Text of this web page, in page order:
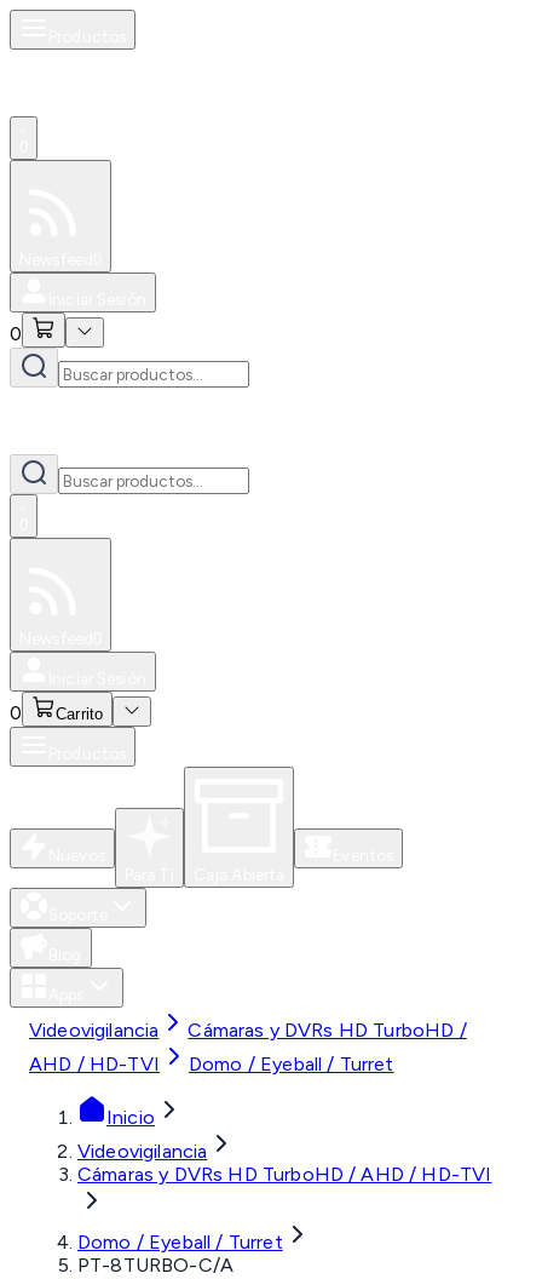
0
0 Carrito
Videovigilancia
Cámaras y DVRs HD TurboHD /
AHD / HD-TVI
Domo / Eyeball / Turret
Inicio
Videovigilancia
Cámaras y DVRs HD TurboHD / AHD / HD-TVI
Domo / Eyeball / Turret
PT-8TURBO-C/A